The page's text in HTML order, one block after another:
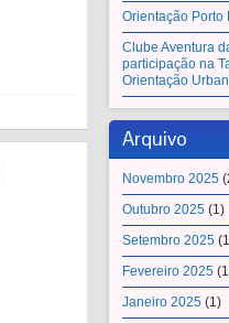
Orientação Porto
Clube Aventura
participação na
Orientação
Arquivo
Novembro 2025
Outubro 2025 (1)
Setembro 2025
Fevereiro 2025
Janeiro 2025 (1)